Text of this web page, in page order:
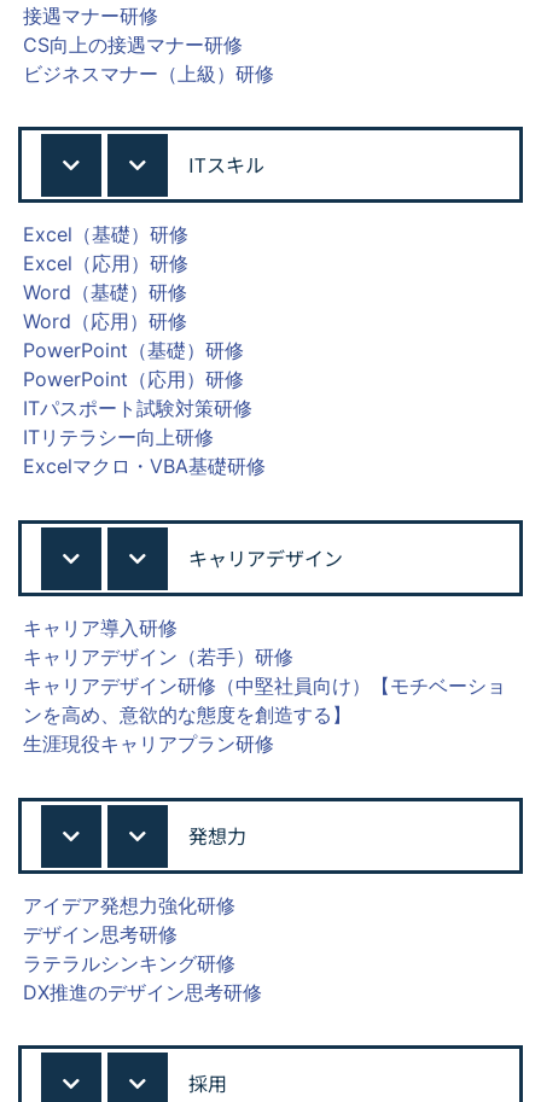
接遇マナー研修
CS向上の接遇マナー研修
ビジネスマナー（上級）研修
ITスキル
Excel（基礎）研修
Excel（応用）研修
Word（基礎）研修
Word（応用）研修
PowerPoint（基礎）研修
PowerPoint（応用）研修
ITパスポート試験対策研修
ITリテラシー向上研修
Excelマクロ・VBA基礎研修
キャリアデザイン
キャリア導入研修
キャリアデザイン（若手）研修
キャリアデザイン研修（中堅社員向け）【モチベーショ
ンを高め、意欲的な態度を創造する】
生涯現役キャリアプラン研修
発想力
アイデア発想力強化研修
デザイン思考研修
ラテラルシンキング研修
DX推進のデザイン思考研修
採用